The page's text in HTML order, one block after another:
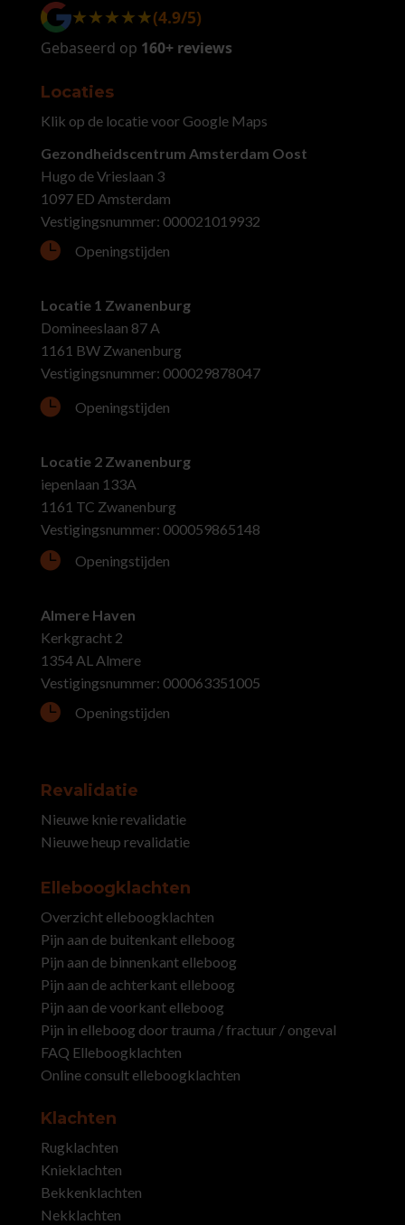
★★★★★
★★★★★(4.9/5)
Gebaseerd op 160+ reviews
Locaties
Klik op de locatie voor Google Maps
Gezondheidscentrum Amsterdam Oost
Hugo de Vrieslaan 3
1097 ED Amsterdam
Vestigingsnummer: 000021019932
 Openingstijden
Locatie 1 Zwanenburg
Domineeslaan 87 A
1161 BW Zwanenburg
Vestigingsnummer: 000029878047
 Openingstijden
Locatie 2 Zwanenburg
iepenlaan 133A
1161 TC Zwanenburg
Vestigingsnummer: 000059865148
 Openingstijden
Almere Haven
Kerkgracht 2
1354 AL Almere
Vestigingsnummer: 000063351005
 Openingstijden
Revalidatie
Nieuwe knie revalidatie
Nieuwe heup revalidatie
Elleboogklachten
Overzicht elleboogklachten
Pijn aan de buitenkant elleboog
Pijn aan de binnenkant elleboog
Pijn aan de achterkant elleboog
Pijn aan de voorkant elleboog
Pijn in elleboog door trauma / fractuur / ongeval
FAQ Elleboogklachten
Online consult elleboogklachten
Klachten
Rugklachten
Knieklachten
Bekkenklachten
Nekklachten